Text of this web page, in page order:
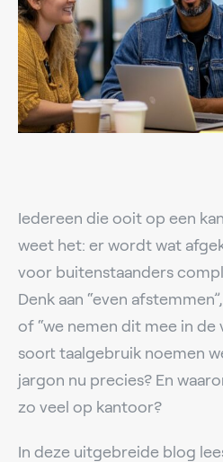
Iedereen die ooit op een
weet het: er wordt wat
voor buitenstaanders
Denk aan “even
of “we nemen dit mee in de
soort taalgebruik noemen
jargon nu precies? En
zo veel op kantoor?
In deze uitgebreide blog